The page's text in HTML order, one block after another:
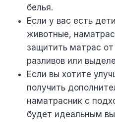
белья.
Если у вас есть
животные,
защитить матрас
разливов или
Если вы хотите
получить
наматрасник с
будет идеальным